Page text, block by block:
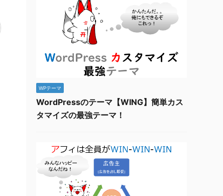
WPテーマ
WordPressのテーマ【WING】簡単カス
タマイズの最強テーマ！